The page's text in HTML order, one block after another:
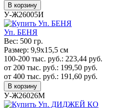
В корзину
У-Ж26005И
Уп. БЕНЯ
Вес: 500 гр.
Размер: 9,9х15,5 см
100-200 тыс. руб.: 223,44 руб.
от 200 тыс. руб.: 199,50 руб.
от 400 тыс. руб.: 191,60 руб.
В корзину
У-Ж26026М